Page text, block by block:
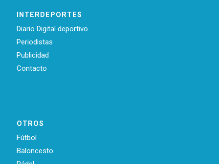
INTERDEPORTES
Diario Digital deportivo
Periodistas
Publicidad
Contacto
OTROS
Fútbol
Baloncesto